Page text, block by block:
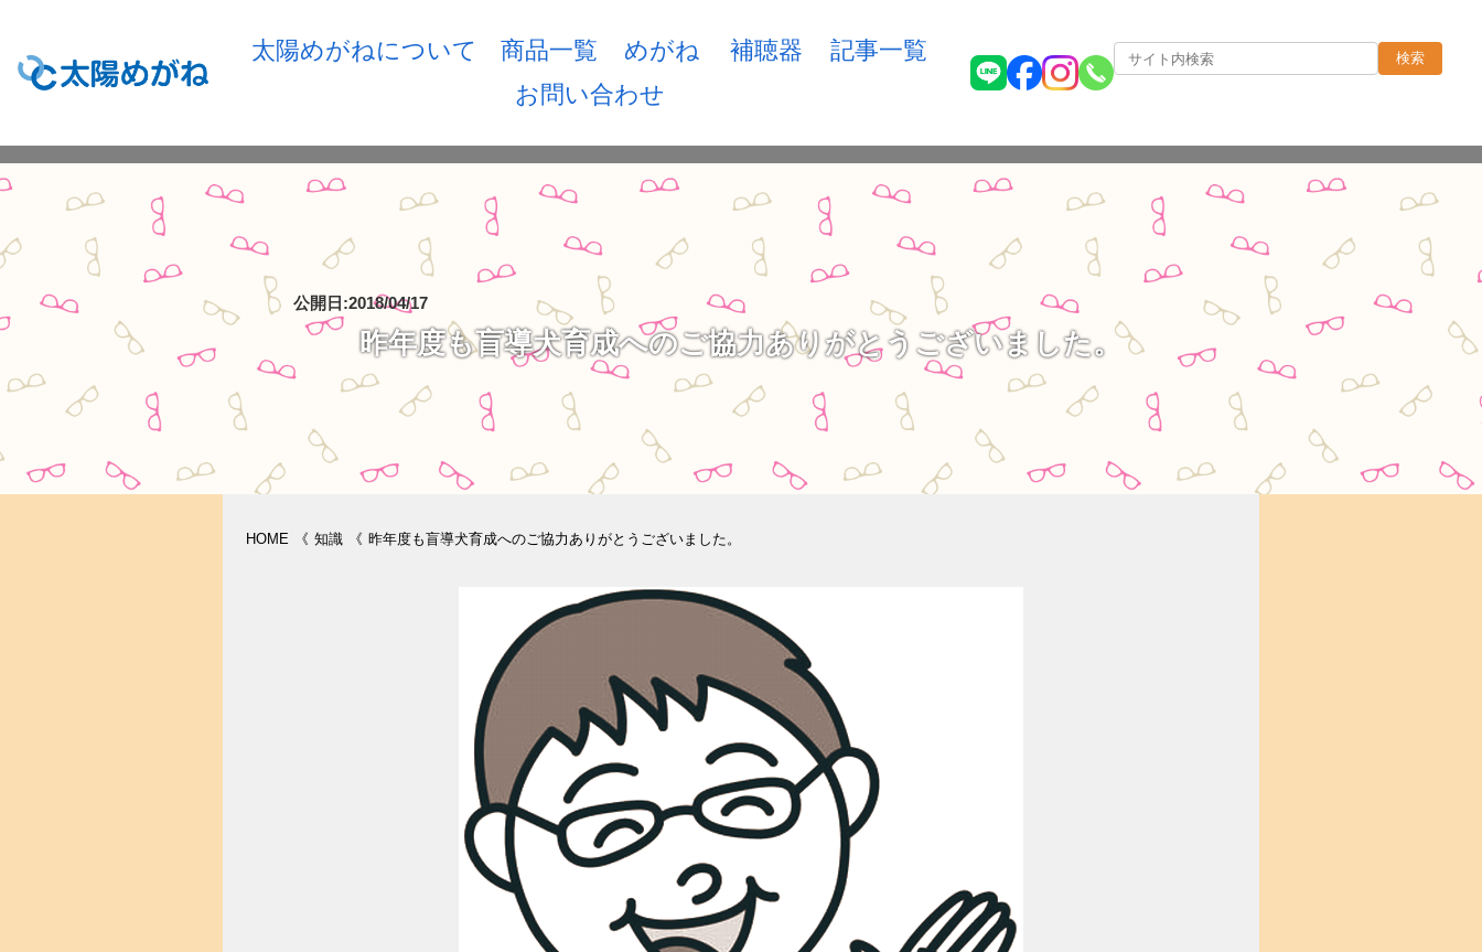
太陽めがねについて 商品一覧 めがね 補聴器
記事一覧
お問い合わせ
検索
公開日:2018/04/17
昨年度も盲導犬育成へのご協力ありがとうございました。
HOME 《 知識 《 昨年度も盲導犬育成へのご協力ありがとうございました。